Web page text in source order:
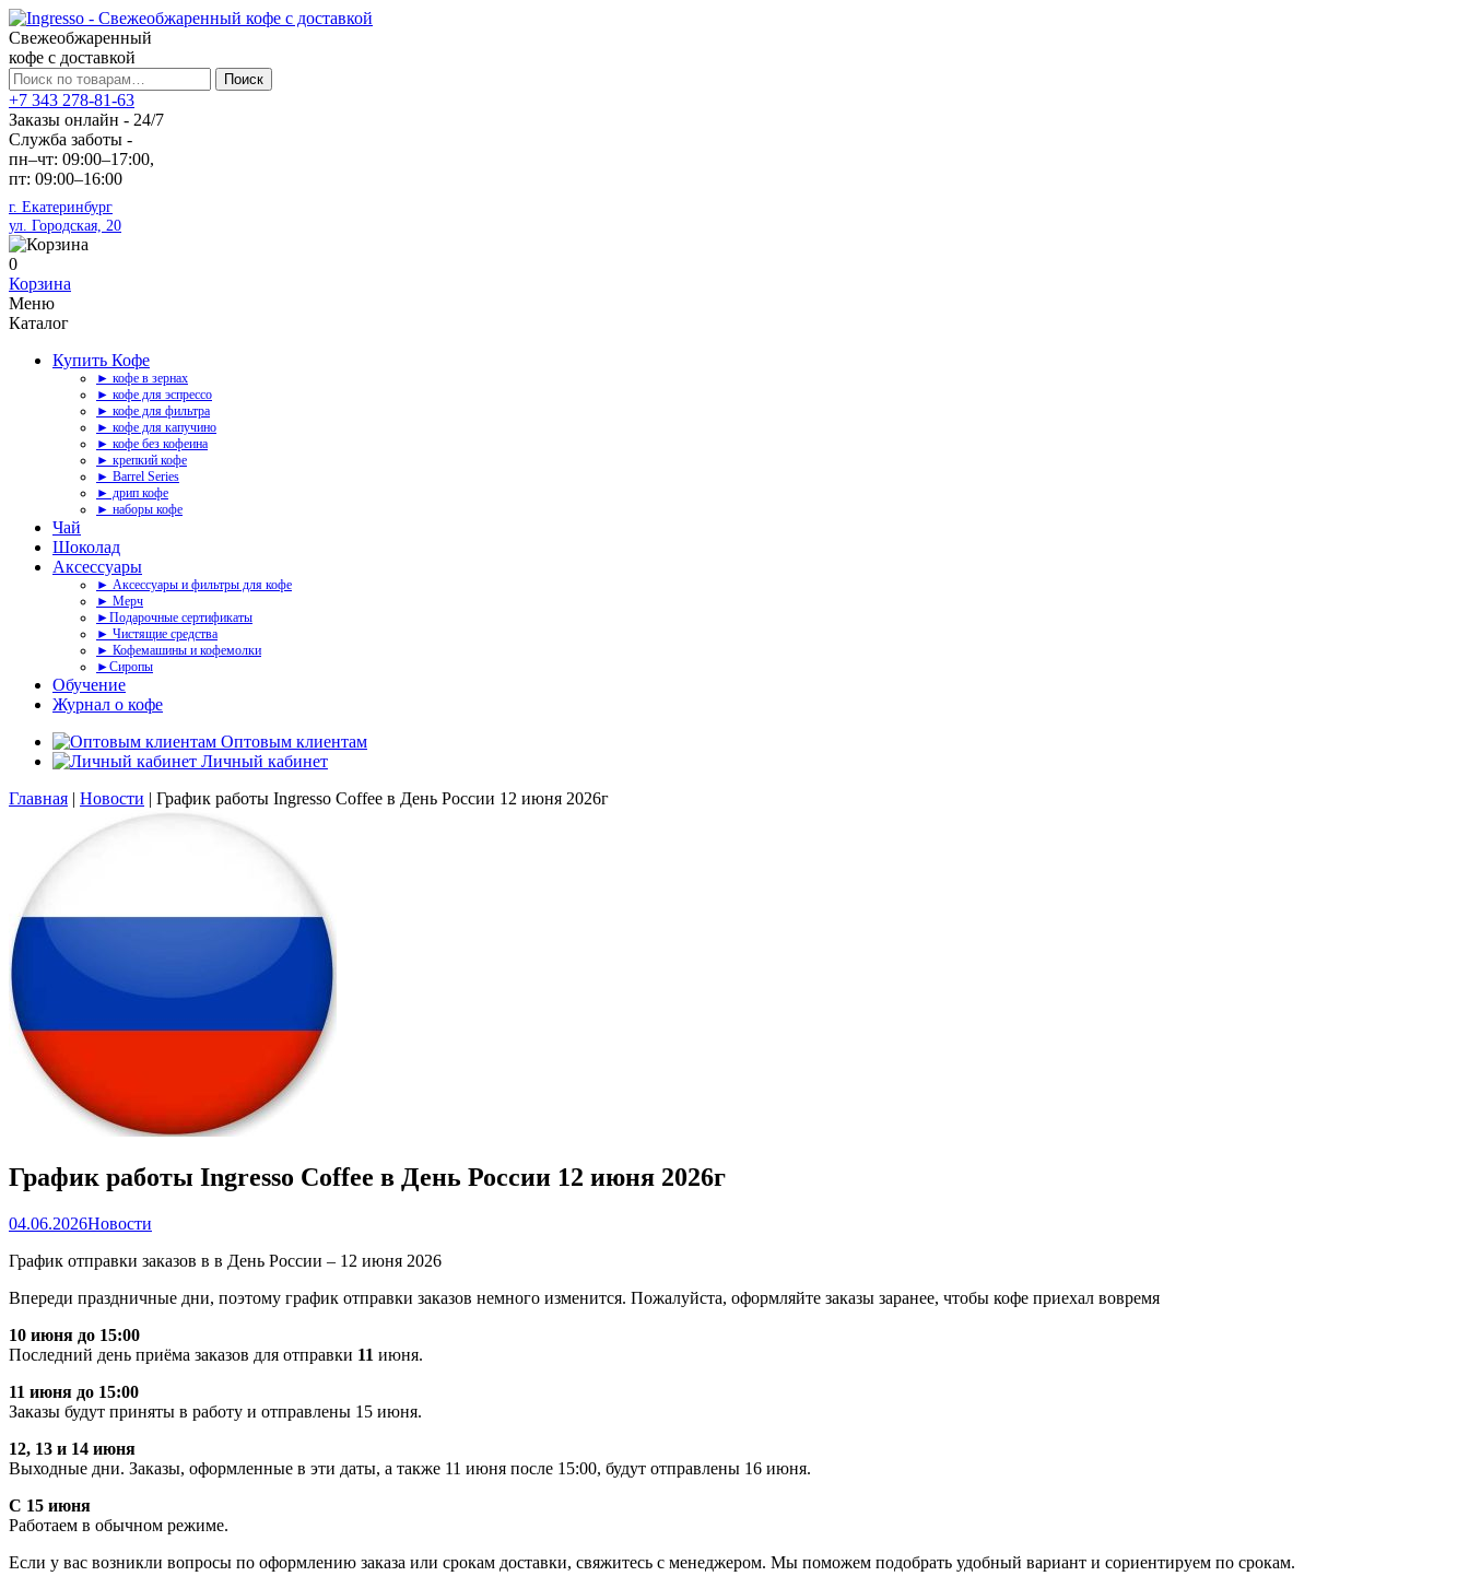
Свежеобжаренный
кофе с доставкой
Искать:
Поиск
+7 343 278-81-63
Заказы онлайн - 24/7
Служба заботы -
пн–чт: 09:00–17:00,
пт: 09:00–16:00
г. Екатеринбург
ул. Городская, 20
0
Корзина
Меню
Каталог
Купить Кофе
► кофе в зернах
► кофе для эспрессо
► кофе для фильтра
► кофе для капучино
► кофе без кофеина
► крепкий кофе
► Barrel Series
► дрип кофе
► наборы кофе
Чай
Шоколад
Аксессуары
► Аксессуары и фильтры для кофе
► Мерч
►Подарочные сертификаты
► Чистящие средства
► Кофемашины и кофемолки
►Сиропы
Обучение
Журнал о кофе
Оптовым клиентам
Личный кабинет
Главная | Новости | График работы Ingresso Coffee в День России 12 июня 2026г
График работы Ingresso Coffee в День России 12 июня 2026г
04.06.2026Новости
График отправки заказов в в День России – 12 июня 2026
Впереди праздничные дни, поэтому график отправки заказов немного изменится. Пожалуйста, оформляйте заказы заранее, чтобы кофе приехал вовремя
10 июня до 15:00
Последний день приёма заказов для отправки 11 июня.
11 июня до 15:00
Заказы будут приняты в работу и отправлены 15 июня.
12, 13 и 14 июня
Выходные дни. Заказы, оформленные в эти даты, а также 11 июня после 15:00, будут отправлены 16 июня.
С 15 июня
Работаем в обычном режиме.
Если у вас возникли вопросы по оформлению заказа или срокам доставки, свяжитесь с менеджером. Мы поможем подобрать удобный вариант и сориентируем по срокам.